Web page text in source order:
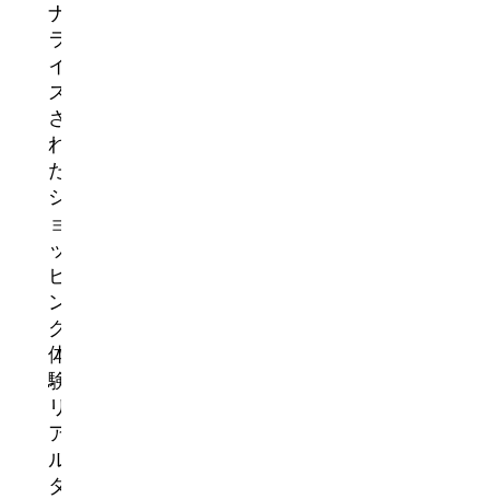
ナ
ラ
イ
ズ
さ
れ
た
シ
ョ
ッ
ピ
ン
グ
体
験、
リ
ア
ル
タ